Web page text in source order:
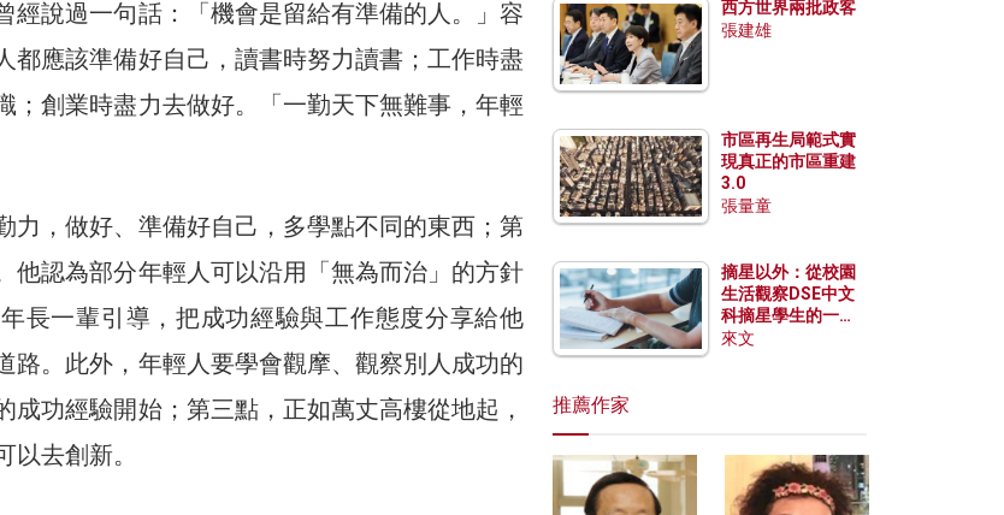
經說過一句話：「機會是留給有準備的人。」容
都應該準備好自己，讀書時努力讀書；工作時盡
；創業時盡力去做好。「一勤天下無難事，年輕
力，做好、準備好自己，多學點不同的東西；第
他認為部分年輕人可以沿用「無為而治」的方針
長一輩引導，把成功經驗與工作態度分享給他
路。此外，年輕人要學會觀摩、觀察別人成功的
成功經驗開始；第三點，正如萬丈高樓從地起，
去創新。
西方世界兩批政客
張建雄
市區再生局範式實
現真正的市區重建
3.0
張量童
摘星以外：從校園
生活觀察DSE中文
科摘星學生的一點
特質
來文
推薦作家